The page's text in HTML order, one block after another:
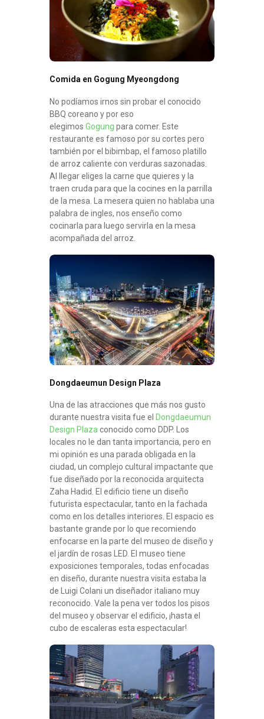
Comida en Gogung Myeongdong
No podíamos irnos sin probar el conocido
BBQ coreano y por eso
elegimos Gogung para comer. Este
restaurante es famoso por su cortes pero
también por el bibimbap, el famoso platillo
de arroz caliente con verduras sazonadas.
Al llegar eliges la carne que quieres y la
traen cruda para que la cocines en la parrilla
de la mesa. La mesera quien no hablaba una
palabra de ingles, nos enseño como
cocinarla para luego servirla en la mesa
acompañada del arroz.
Dongdaeumun Design Plaza
Una de las atracciones que más nos gusto
durante nuestra visita fue el Dongdaeumun
Design Plazaconocido como DDP. Los
locales no le dan tanta importancia, pero en
mi opinión es una parada obligada en la
ciudad, un complejo cultural impactante que
fue diseñado por la reconocida arquitecta
Zaha Hadid. El edificio tiene un diseño
futurista espectacular, tanto en la fachada
como en los detalles interiores. El espacio es
bastante grande por lo que recomiendo
enfocarse en la parte del museo de diseño y
el jardín de rosas LED. El museo tiene
exposiciones temporales, todas enfocadas
en diseño, durante nuestra visita estaba la
de Luigi Colani un diseñador italiano muy
reconocido. Vale la pena ver todos los pisos
del museo y observar el edificio, ¡hasta el
cubo de escaleras esta espectacular!